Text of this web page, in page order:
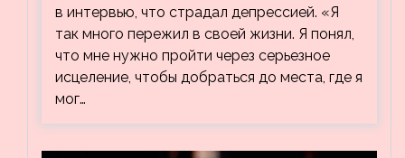
в интервью, что страдал депрессией. «Я
так много пережил в своей жизни. Я понял,
что мне нужно пройти через серьезное
исцеление, чтобы добраться до места, где я
мог…